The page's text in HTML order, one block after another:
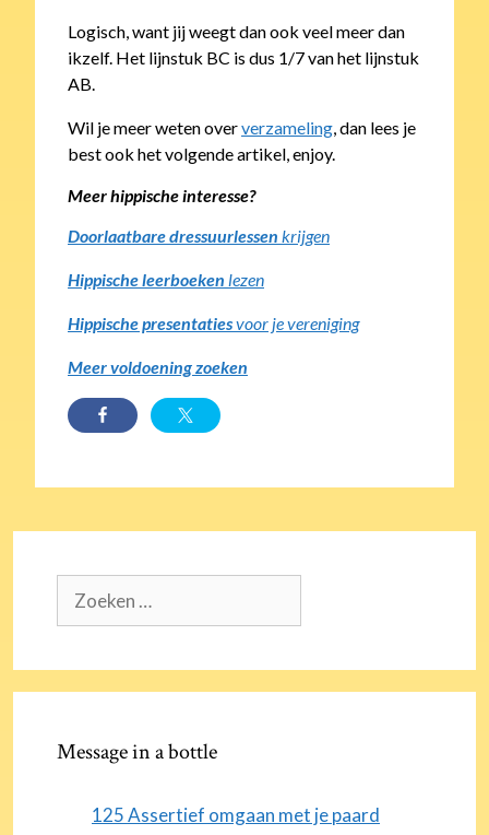
Logisch, want jij weegt dan ook veel meer dan
ikzelf. Het lijnstuk BC is dus 1/7 van het lijnstuk
AB.
Wil je meer weten oververzameling, dan lees je
best ook het volgende artikel, enjoy.
Meer hippische interesse?
Doorlaatbare dressuurlessen krijgen
Hippische leerboeken lezen
Hippische presentatiesvoor je vereniging
Meer voldoening zoeken
naar:
Message in a bottle
125 Assertief omgaan met je paard